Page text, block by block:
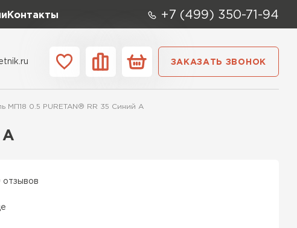
Контакты +7 (499) 350-71-94
ЗАКАЗАТЬ ЗВОНОК
МП18 0.5 PURETAN® RR 35 Синий A
отзывов